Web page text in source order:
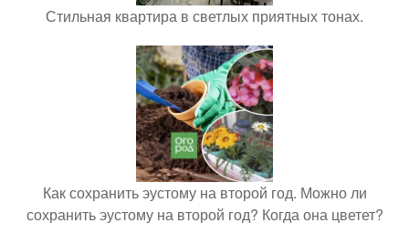
Стильная квартира в светлых приятных тонах.
Как сохранить эустому на второй год. Можно ли
сохранить эустому на второй год? Когда она цветет?